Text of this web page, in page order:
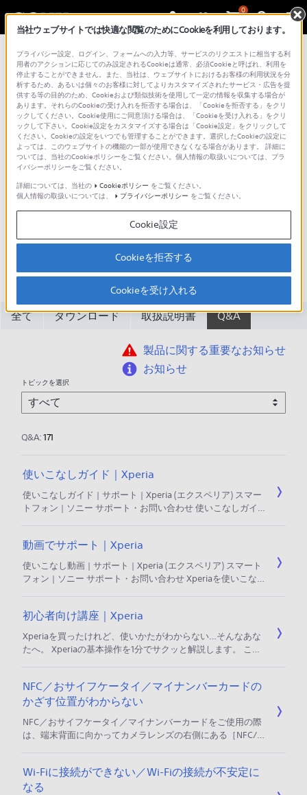
0
総合サポート・お問い合わせ 楽天モバイル／SIMフリーモデル
Xperia 1 VIII XQ-GE44
全て ダウンロード 取扱説明書 Q&A
製品に関する重要なお知らせ
お知らせ
トピックを選択
Q&A:171
使いこなしガイド｜Xperia
使いこなしガイド | サポート | Xperia (エクスペリア) スマー
トフォン | ソニー サポート・お問い合わせ 使いこなしガイ
ください。 ※お使いの機種やOSのバージョンによって画面や
操作方法が異なったり、アプリや機能が対応していない場合
があります。 また、同じXperiaのシリーズでも通信事業
動画でサポート｜Xperia
使いこなし動画 | サポート | Xperia (エクスペリア) スマート
フォン | ソニー サポート・お問い合わせ Xperiaを使いこな
きます。 製品名を選択してください。 製品名を選択する す
べての動画を選択する Xperia 1 II XQ-AT42 Xperia 1 III XQ-
BC42 Xperia
初心者向け講座｜Xperia
Xperiaを買ったけれど、使いかたがわからない…そんなあな
たへ。 Xperiaの基本操作を1分でサクッと解説します。 この
Xperiaライフをお楽しみください。 初心者向け講座は定期的
に更新中！ 目次 基本操作 文字入力 画面のカスタム 音のカス
が基
NFC／おサイフケータイ／マイナンバーカードの
かざす位置がわからない
NFC／おサイフケータイ／マイナンバーカードをご使用の際
は、端末背面に向かってカメラレンズの右側にある［NFC/
明書やヘルプガイドを参照ください。 Xperia取扱説明書 NFC
／おサイフケータイ 取扱説明書やヘルプガイド内の「リーダ
Wi-Fiに接続ができない／Wi-Fiの接続が不安定に
なる
当社ウェブサイトでは快適な閲覧のためにCookieを利用しております。
プライバシー設定、ログイン、フォームへの入力等、サービスのリクエストに相当する利
用者のアクションに応じてのみ設定されるCookieは通常、必須Cookieと呼ばれ、利用を
停止することができません。また、当社は、ウェブサイトにおけるお客様の利用状況を分
析するため、あるいは個々のお客様に対してよりカスタマイズされたサービス・広告を提
供する等の目的のため、Cookieおよび類似技術を使用して一定の情報を収集する場合が
あります。それらのCookieの受け入れを拒否する場合は、「Cookieを拒否する」をクリ
ックしてください。Cookie使用にご同意頂ける場合は、「Cookieを受け入れる」をクリ
ックして下さい。Cookie設定をカスタマイズする場合は「Cookie設定」をクリックして
ください。Cookieの設定をいつでも管理することができます。選択したCookieの設定に
よっては、このウェブサイトの機能の一部が使用できなくなる場合があります。 詳細に
ついては、当社のCookieポリシーをご覧ください。個人情報の取扱いについては、プラ
イバシーポリシーをご覧ください。
詳細については、当社の
Cookieポリシー をご覧ください。
個人情報の取扱いについては、
プライバシーポリシー をご覧ください。
Cookie設定
Cookieを拒否する
Cookieを受け入れる